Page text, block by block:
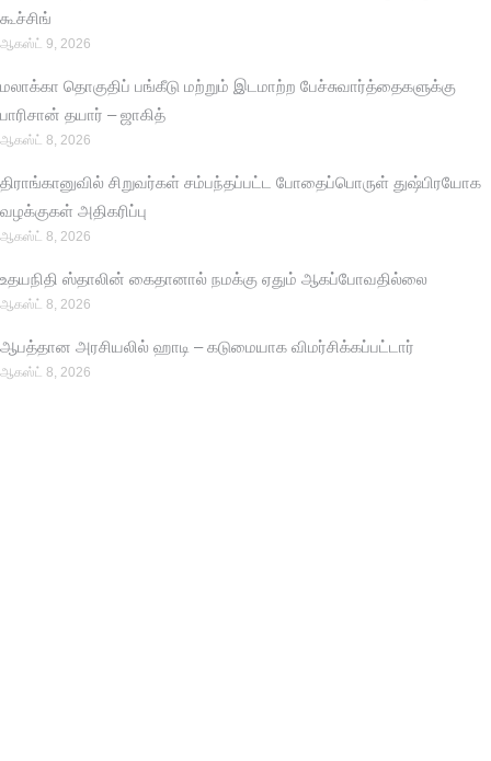
கூச்சிங்
ஆகஸ்ட் 9, 2026
மலாக்கா தொகுதிப் பங்கீடு மற்றும் இடமாற்ற பேச்சுவார்த்தைகளுக்கு
பாரிசான் தயார் – ஜாகித்
ஆகஸ்ட் 8, 2026
திராங்கானுவில் சிறுவர்கள் சம்பந்தப்பட்ட போதைப்பொருள் துஷ்பிரயோக
வழக்குகள் அதிகரிப்பு
ஆகஸ்ட் 8, 2026
உதயநிதி ஸ்தாலின் கைதானால் நமக்கு ஏதும் ஆகப்போவதில்லை
ஆகஸ்ட் 8, 2026
ஆபத்தான அரசியலில் ஹாடி – கடுமையாக விமர்சிக்கப்பட்டார்
ஆகஸ்ட் 8, 2026